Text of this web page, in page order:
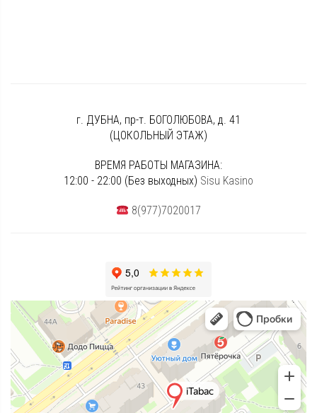
г. ДУБНА, пр-т. БОГОЛЮБОВА, д. 41
(ЦОКОЛЬНЫЙ ЭТАЖ)
ВРЕМЯ РАБОТЫ МАГАЗИНА:
12:00 - 22:00 (Без выходных) Sisu Kasino
8(977)7020017